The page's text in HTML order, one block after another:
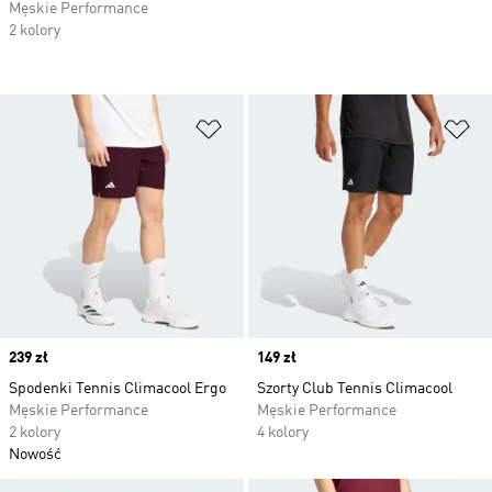
Dodaj do listy życzeń
Price
239 zł
Spodenki Tennis Climacool Ergo
Męskie Performance
2 kolory
Nowość
Price
149 zł
Szorty Club Tennis Climacool
Męskie Performance
4 kolory
Męskie Performance
2 kolory